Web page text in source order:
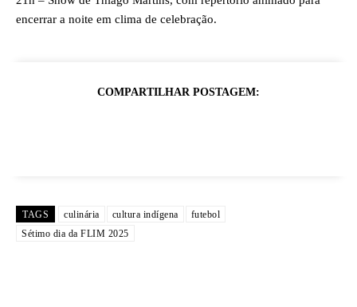
encerrar a noite em clima de celebração.
COMPARTILHAR POSTAGEM:
TAGS culinária cultura indígena
futebol
Sétimo dia da FLIM 2025